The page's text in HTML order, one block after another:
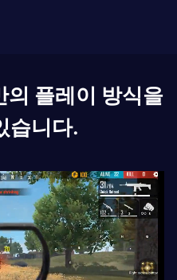
의 플레이 방식을
습니다.